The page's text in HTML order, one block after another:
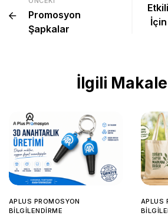
Promosyon
Şapkalar
İlgili
APLUS PROMOSYON
BILGILENDIRME
APLUS